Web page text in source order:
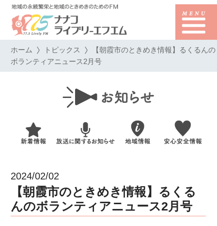
ホーム トピックス 【朝霞市のときめき情報】るくるんの
ボランティアニュース2月号
2024/02/02
【朝霞市のときめき情報】るくる
んのボランティアニュース2月号